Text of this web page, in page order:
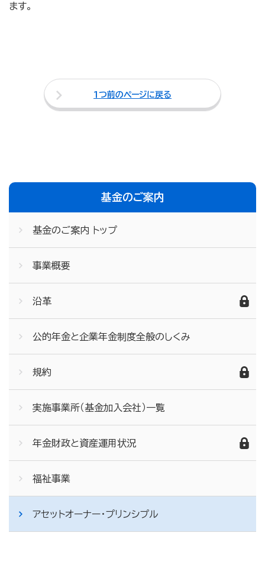
ます。
１つ前のページに戻る
基金のご案内
基金のご案内 トップ
事業概要
沿革
公的年金と企業年金制度全般のしくみ
規約
実施事業所（基金加入会社）一覧
年金財政と資産運用状況
福祉事業
アセットオーナー・プリンシプル